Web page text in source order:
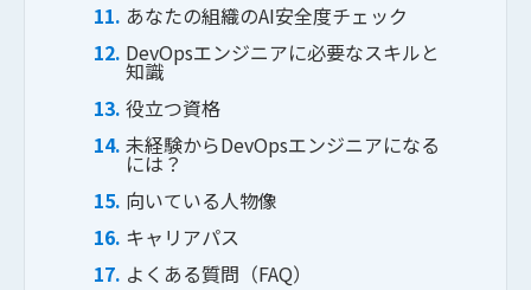
実績紹介
採用情報
ブログ
あなたの組織のAI安全度チェック
DevOpsエンジニアに必要なスキルと
知識
役立つ資格
未経験からDevOpsエンジニアになる
には？
向いている人物像
キャリアパス
よくある質問（FAQ）